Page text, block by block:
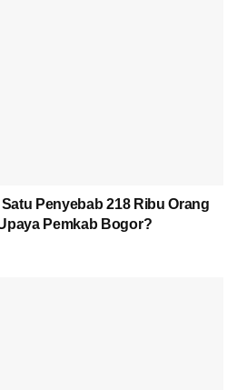
Penyebab 218 Ribu Orang
Pemkab Bogor?